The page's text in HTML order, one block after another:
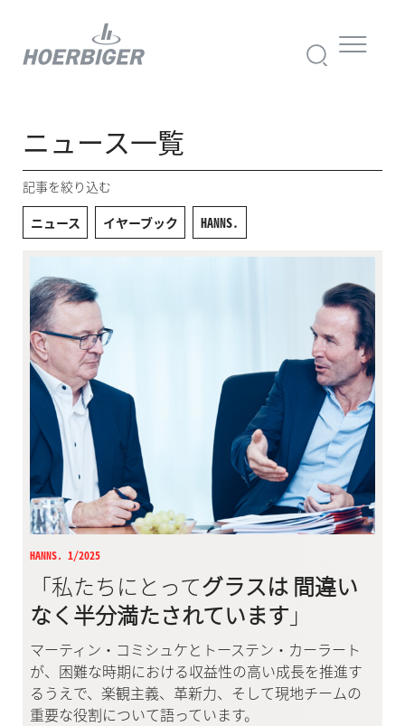
ニュース一覧
記事を絞り込む
ニュース イヤーブック HANNS.
HANNS. 1/2025
「私たちにとってグラスは 間違い
なく半分満たされています 」
マーティン・コミシュケとトーステン・カーラート
が、困難な時期における収益性の高い成長を推進す
るうえで、楽観主義、革新力、そして現地チームの
重要な役割について語っています。